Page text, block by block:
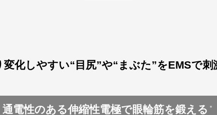
化しやすい“目尻”や“まぶた”をEMSで刺
通電性のある伸縮性電極で眼輪筋を鍛える ＊